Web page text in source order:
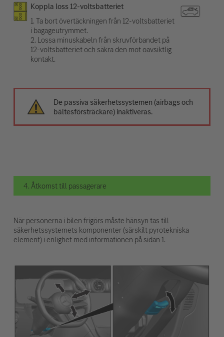
Koppla loss 12-voltsbatteriet
1. Ta bort övertäckningen från 12-voltsbatteriet
i bagageutrymmet.
2. Lossa minuskabeln från skruvförbandet på
12-voltsbatteriet och säkra den mot oavsiktlig
kontakt.
De passiva säkerhetssystemen (airbags och
bältesförsträckare) inaktiveras.
4. Åtkomst till passagerare
När personerna i bilen frigörs måste hänsyn tas till
säkerhetssystemets komponenter (särskilt pyrotekniska
element) i enlighet med informationen på sidan 1.